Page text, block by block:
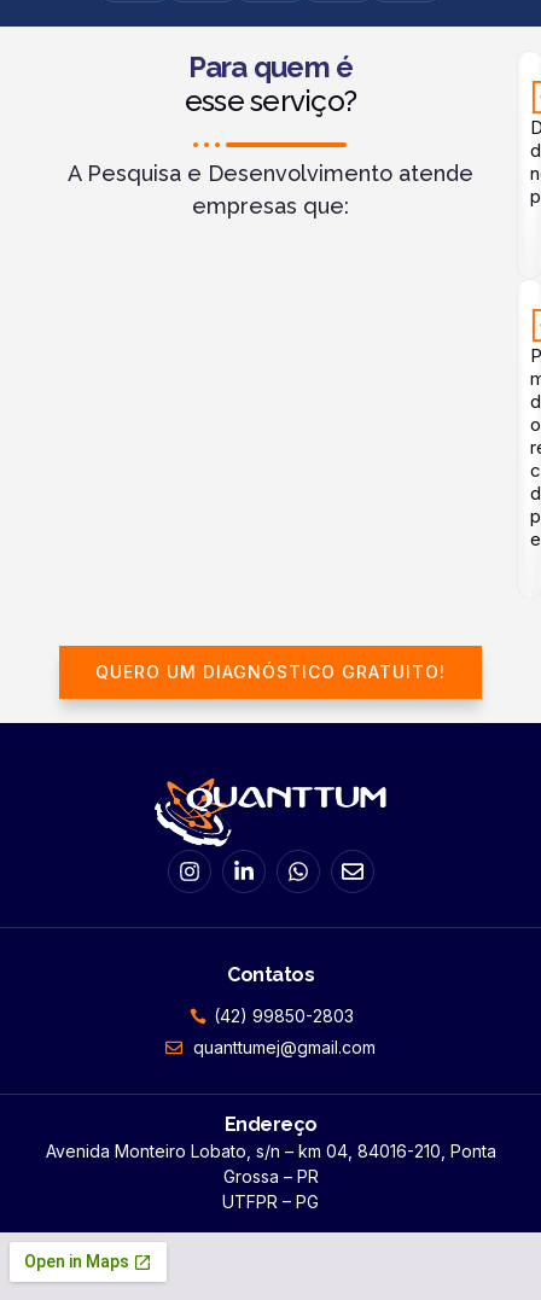
Para quem é
esse serviço?
A Pesquisa e Desenvolvimento atende
empresas que:
QUERO UM DIAGNÓSTICO GRATUITO!
Contatos
(42) 99850-2803
quanttumej@gmail.com
Endereço
Avenida Monteiro Lobato, s/n – km 04, 84016-210, Ponta
Grossa – PR
UTFPR – PG